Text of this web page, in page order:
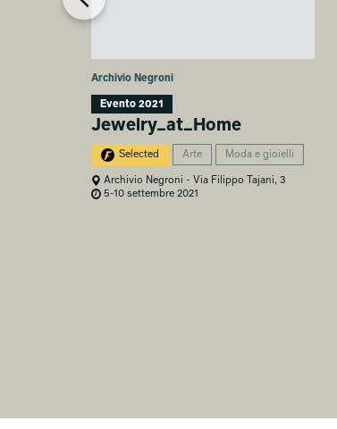
Archivio Negroni
Evento 2021
Jewelry_at_Home
Selected Arte Moda e gioielli
Archivio Negroni - Via Filippo Tajani, 3
5-10 settembre 2021